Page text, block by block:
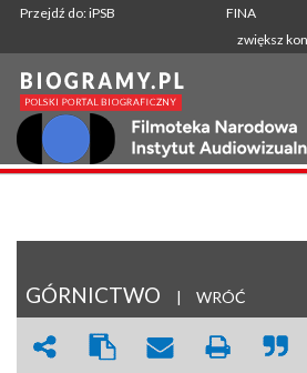
Przejdź do: iPSB
FINA
zwiększ
GÓRNICTWO | WRÓĆ